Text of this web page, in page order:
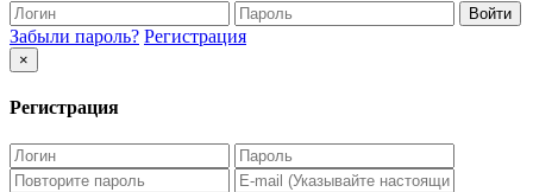
Войти
Забыли пароль? Регистрация
×
Регистрация